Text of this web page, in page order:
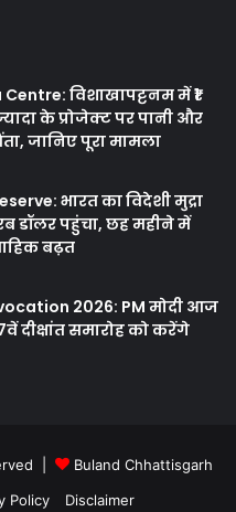
विशाखापट्टनम में ₹1
के प्रोजेक्ट पर पानी और
जानिए पूरा मामला
भारत का विदेशी मुद्रा
डॉलर पहुंचा, छह महीने में
बढ़त
2026: PM मोदी आज
दीक्षांत समारोह को करेंगे
|
Buland Chhattisgarh
Policy Disclaimer